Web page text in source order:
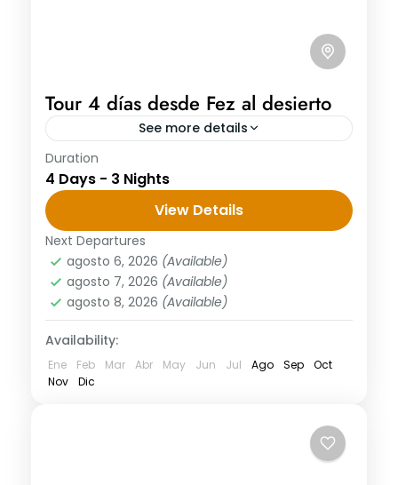
Tour 4 días desde Fez al desierto
See more details
Tour 4 días desde Fez al desierto 1 día:
Fez, Ifrane, Azrou, Imilchil, Gargantas del
Todra Tour 4 días desde Fez al desierto,
después del...
Duration
4 Days - 3 Nights
View Details
Next Departures
agosto 6, 2026 (Available)
agosto 7, 2026 (Available)
agosto 8, 2026 (Available)
Availability:
Ene Feb Mar Abr May Jun Jul Ago Sep
Oct
Nov
Dic